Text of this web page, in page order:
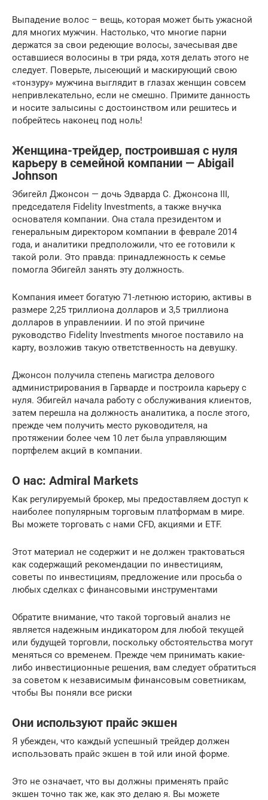
Выпадение волос – вещь, которая может быть ужасной
для многих мужчин. Настолько, что многие парни
держатся за свои редеющие волосы, зачесывая две
оставшиеся волосины в три ряда, хотя делать этого не
следует. Поверьте, лысеющий и маскирующий свою
«тонзуру» мужчина выглядит в глазах женщин совсем
непривлекательно, если не смешно. Примите данность
и носите залысины с достоинством или решитесь и
побрейтесь наконец под ноль!
Женщина-трейдер, построившая с нуля
карьеру в семейной компании — Abigail
Johnson
Эбигейл Джонсон — дочь Эдварда С. Джонсона III,
председателя Fidelity Investments, а также внучка
основателя компании. Она стала президентом и
генеральным директором компании в феврале 2014
года, и аналитики предположили, что ее готовили к
такой роли. Это правда: принадлежность к семье
помогла Эбигейл занять эту должность.
Компания имеет богатую 71-летнюю историю, активы в
размере 2,25 триллиона долларов и 3,5 триллиона
долларов в управлениии. И по этой причине
руководство Fidelity Investments многое поставило на
карту, возложив такую ответственность на девушку.
Джонсон получила степень магистра делового
администрирования в Гарварде и построила карьеру с
нуля. Эбигейл начала работу с обслуживания клиентов,
затем перешла на должность аналитика, а после этого,
прежде чем получить место руководителя, на
протяжении более чем 10 лет была управляющим
портфелем акций в компании.
О нас: Admiral Markets
Как регулируемый брокер, мы предоставляем доступ к
наиболее популярным торговым платформам в мире.
Вы можете торговать с нами CFD, акциями и ETF.
Этот материал не содержит и не должен трактоваться
как содержащий рекомендации по инвестициям,
советы по инвестициям, предложение или просьба о
любых сделках с финансовыми инструментами
Обратите внимание, что такой торговый анализ не
является надежным индикатором для любой текущей
или будущей торговли, поскольку обстоятельства могут
меняться со временем. Прежде чем принимать какие-
либо инвестиционные решения, вам следует обратиться
за советом к независимым финансовым советникам,
чтобы Вы поняли все риски
Они используют прайс экшен
Я убежден, что каждый успешный трейдер должен
использовать прайс экшен в той или иной форме.
Это не означает, что вы должны применять прайс
экшен точно так же, как это делаю я. Вы можете